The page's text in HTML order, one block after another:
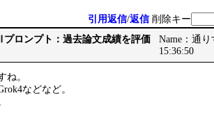
引用返信/返信 削除キー
ロンプト：過去論文成績を評価
Name：通
15:36:50
ね。
などなど。